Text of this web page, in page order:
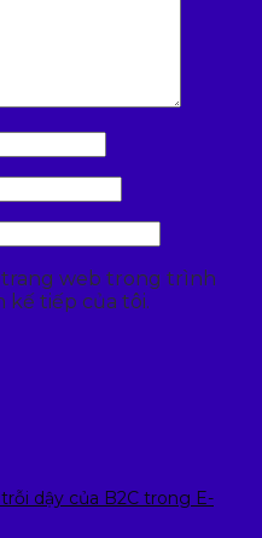
trang web trong trình
tiếp của tôi.
dậy của B2C trong E-